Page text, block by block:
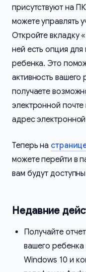
присутствуют на
можете управлять
Откройте вкладку
ней есть опция для
ребенка. Это
активность
получаете
электронной
адрес
Теперь на
можете перейти в
вам будут
Недавние
Получайте
вашего ребенка
Windows 10 и